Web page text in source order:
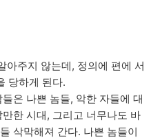
아주지 않는데, 정의에 편에 서
당하게 된다.
은 나쁜 놈들, 악한 자들에 대
한 시대, 그리고 너무나도 바
삭막해져 간다. 나쁜 놈들이